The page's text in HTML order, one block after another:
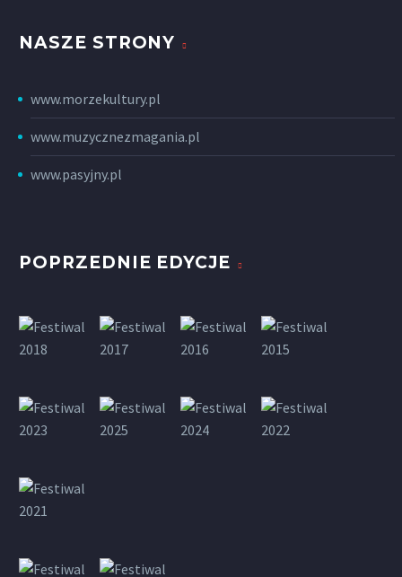
NASZE STRONY
www.morzekultury.pl
www.muzycznezmagania.pl
www.pasyjny.pl
POPRZEDNIE EDYCJE